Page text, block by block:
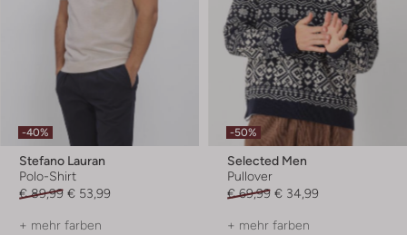
-40%
Stefano Lauran
Polo-Shirt
€ 89,99 € 53,99
+ mehr farben
-50%
Selected Men
Pullover
€ 69,99 € 34,99
+ mehr farben